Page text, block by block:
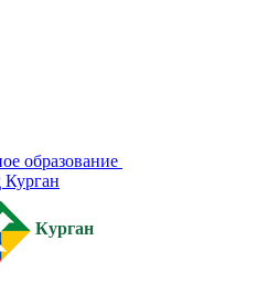
образование
Курган
Курган